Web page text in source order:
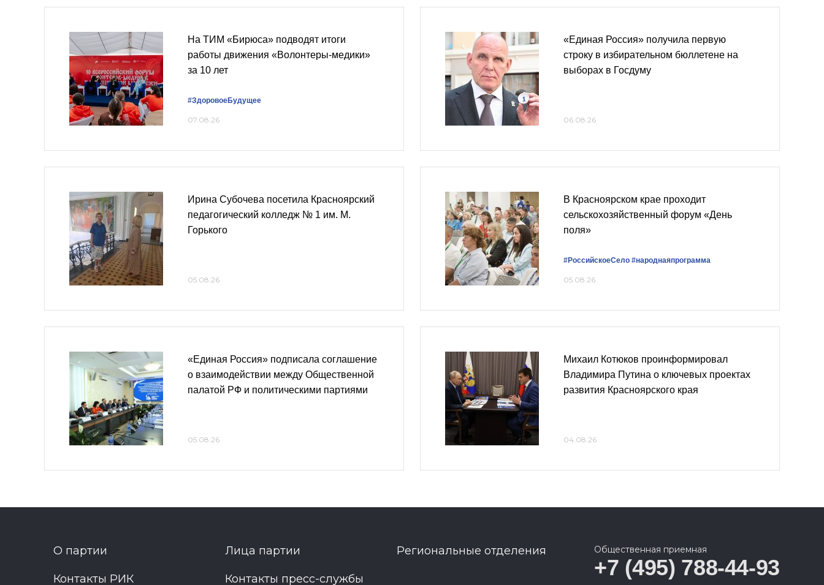
На ТИМ «Бирюса» подводят итоги
работы движения «Волонтеры-медики»
за 10 лет
#ЗдоровоеБудущее
07.08.26
«Единая Россия» получила первую
строку в избирательном бюллетене на
выборах в Госдуму
06.08.26
Ирина Субочева посетила Красноярский
педагогический колледж № 1 им. М.
Горького
05.08.26
В Красноярском крае проходит
сельскохозяйственный форум «День
поля»
#РоссийскоеСело #народнаяпрограмма
05.08.26
«Единая Россия» подписала соглашение
о взаимодействии между Общественной
палатой РФ и политическими партиями
05.08.26
Михаил Котюков проинформировал
Владимира Путина о ключевых проектах
развития Красноярского края
04.08.26
О партии Лица партии Региональные отделения
Контакты РИК Контакты пресс-службы
Общественная приемная
+7 (495) 788-44-93